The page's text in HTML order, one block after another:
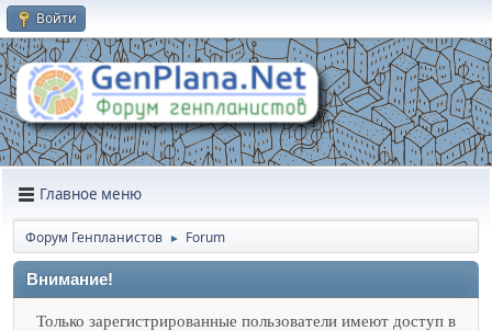
Войти
Главное меню
Форум Генпланистов ► Forum
Внимание!
Только зарегистрированные пользователи имеют доступ в